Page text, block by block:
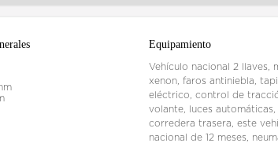
Equipamiento
Vehículo nacional 2 llaves,
xenon, faros antiniebla,
eléctrico, control de
volante, luces
corredera trasera, este
nacional de 12 meses,